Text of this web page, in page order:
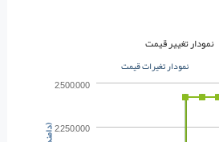
نمودار تغییر قیمت
)
نمودار تغیرات قیمت
2,250,000
2,500,000